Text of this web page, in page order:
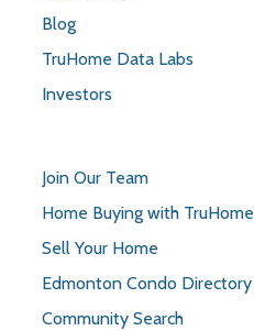
Blog
TruHome Data Labs
Investors
Join Our Team
Home Buying with TruHome
Sell Your Home
Edmonton Condo Directory
Community Search